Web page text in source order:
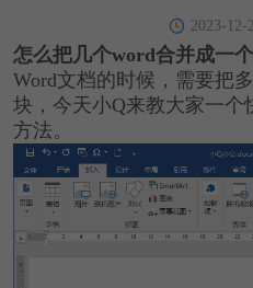
2023-12-
怎么把几个word合并成一
Word文档的时候，需要把
块，今天小Q来教大家一个
方法。